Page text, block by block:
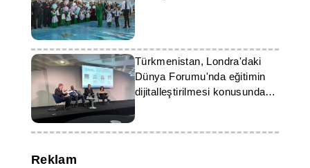
Türkmenistan, Londra'daki
Dünya Forumu'nda eğitimin
dijitalleştirilmesi konusundaki
deneyimlerini sundu
Reklam